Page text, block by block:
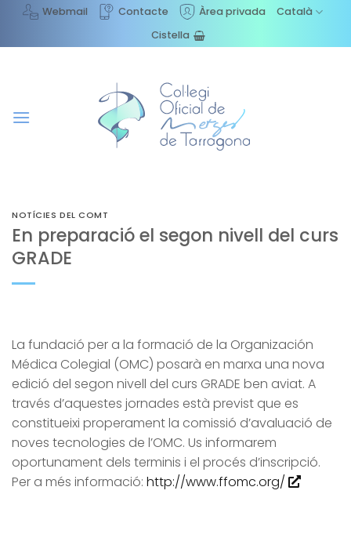
content
Webmail Contacte Àrea privada
Català
Cistella
NOTÍCIES DEL COMT
En preparació el segon nivell del curs
GRADE
La fundació per a la formació de la Organización
Médica Colegial (OMC) posarà en marxa una nova
edició del segon nivell del curs GRADE ben aviat. A
través d’aquestes jornades està previst que es
constitueixi properament la comissió d’avaluació de
noves tecnologies de l’OMC. Us informarem
oportunament dels terminis i el procés d’inscripció.
Per a més informació: http://www.ffomc.org/